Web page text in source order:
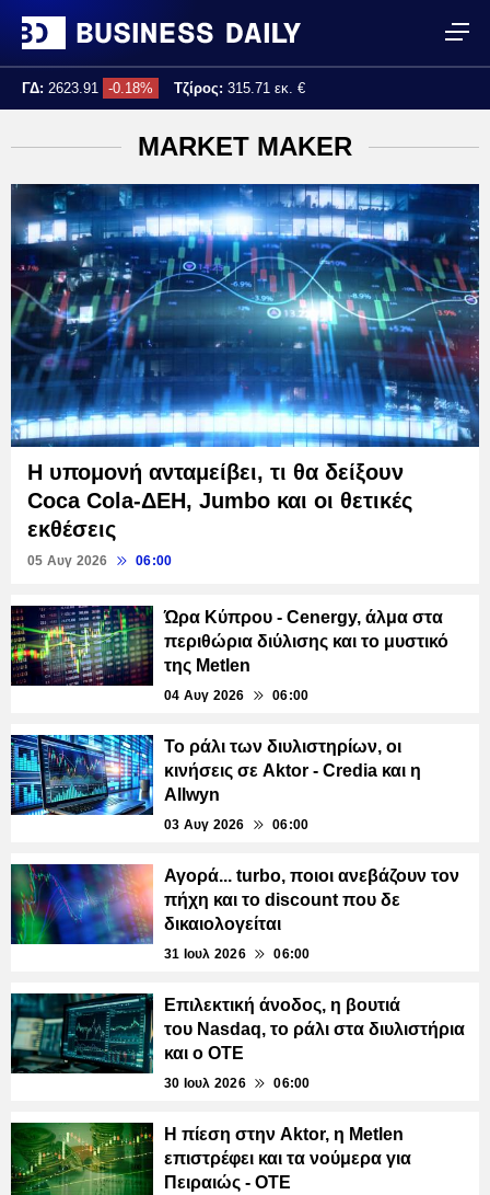
ΓΔ: 2623.91 -0.18% Τζίρος: 315.71 εκ. €
MARKET MAKER
Η υπομονή ανταμείβει, τι θα δείξουν
Coca Cola-ΔΕΗ, Jumbo και οι θετικές
εκθέσεις
05 Αυγ 2026 06:00
Ώρα Κύπρου - Cenergy, άλμα στα
περιθώρια διύλισης και το μυστικό
της Metlen
04 Αυγ 2026 06:00
Το ράλι των διυλιστηρίων, οι
κινήσεις σε Aktor - Credia και η
Allwyn
03 Αυγ 2026 06:00
Αγορά... turbo, ποιοι ανεβάζουν τον
πήχη και το discount που δε
δικαιολογείται
31 Ιουλ 2026 06:00
Επιλεκτική άνοδος, η βουτιά
του Nasdaq, το ράλι στα διυλιστήρια
και ο ΟΤΕ
30 Ιουλ 2026 06:00
Η πίεση στην Aktor, η Metlen
επιστρέφει και τα νούμερα για
Πειραιώς - ΟΤΕ